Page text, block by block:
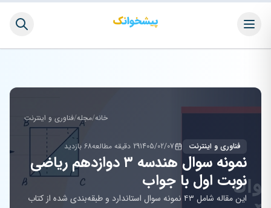
خانه/مجله/فناوری و اینترنت
فناوری و اینترنت 1405/02/0729 دقیقه مطالعه 68 بازدید
نمونه سوال هندسه ۳ دوازدهم ریاضی
نوبت اول با جواب
این مقاله شامل ۴۳ نمونه سوال استاندارد و طبقه‌بندی شده از کتاب